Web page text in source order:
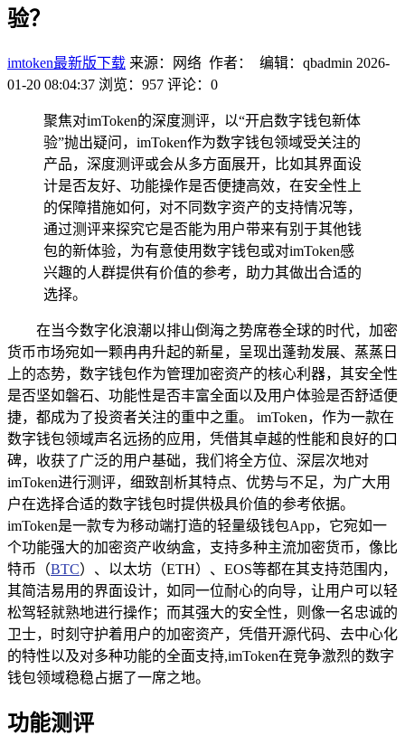
验？
imtoken最新版下载 来源：网络 作者： 编辑：qbadmin 2026-
01-20 08:04:37 浏览：957 评论：0
聚焦对imToken的深度测评，以“开启数字钱包新体
验”抛出疑问，imToken作为数字钱包领域受关注的
产品，深度测评或会从多方面展开，比如其界面设
计是否友好、功能操作是否便捷高效，在安全性上
的保障措施如何，对不同数字资产的支持情况等，
通过测评来探究它是否能为用户带来有别于其他钱
包的新体验，为有意使用数字钱包或对imToken感
兴趣的人群提供有价值的参考，助力其做出合适的
选择。
在当今数字化浪潮以排山倒海之势席卷全球的时代，加密
货币市场宛如一颗冉冉升起的新星，呈现出蓬勃发展、蒸蒸日
上的态势，数字钱包作为管理加密资产的核心利器，其安全性
是否坚如磐石、功能性是否丰富全面以及用户体验是否舒适便
捷，都成为了投资者关注的重中之重。 imToken，作为一款在
数字钱包领域声名远扬的应用，凭借其卓越的性能和良好的口
碑，收获了广泛的用户基础，我们将全方位、深层次地对
imToken进行测评，细致剖析其特点、优势与不足，为广大用
户在选择合适的数字钱包时提供极具价值的参考依据。
imToken是一款专为移动端打造的轻量级钱包App，它宛如一
个功能强大的加密资产收纳盒，支持多种主流加密货币，像比
特币（BTC）、以太坊（ETH）、EOS等都在其支持范围内，
其简洁易用的界面设计，如同一位耐心的向导，让用户可以轻
松驾轻就熟地进行操作；而其强大的安全性，则像一名忠诚的
卫士，时刻守护着用户的加密资产，凭借开源代码、去中心化
的特性以及对多种功能的全面支持,imToken在竞争激烈的数字
钱包领域稳稳占据了一席之地。
功能测评